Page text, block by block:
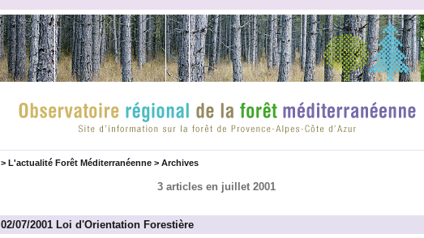
> L'actualité Forêt Méditerranéenne> Archives
3 articles en juillet 2001
02/07/2001 Loi d'Orientation Forestière